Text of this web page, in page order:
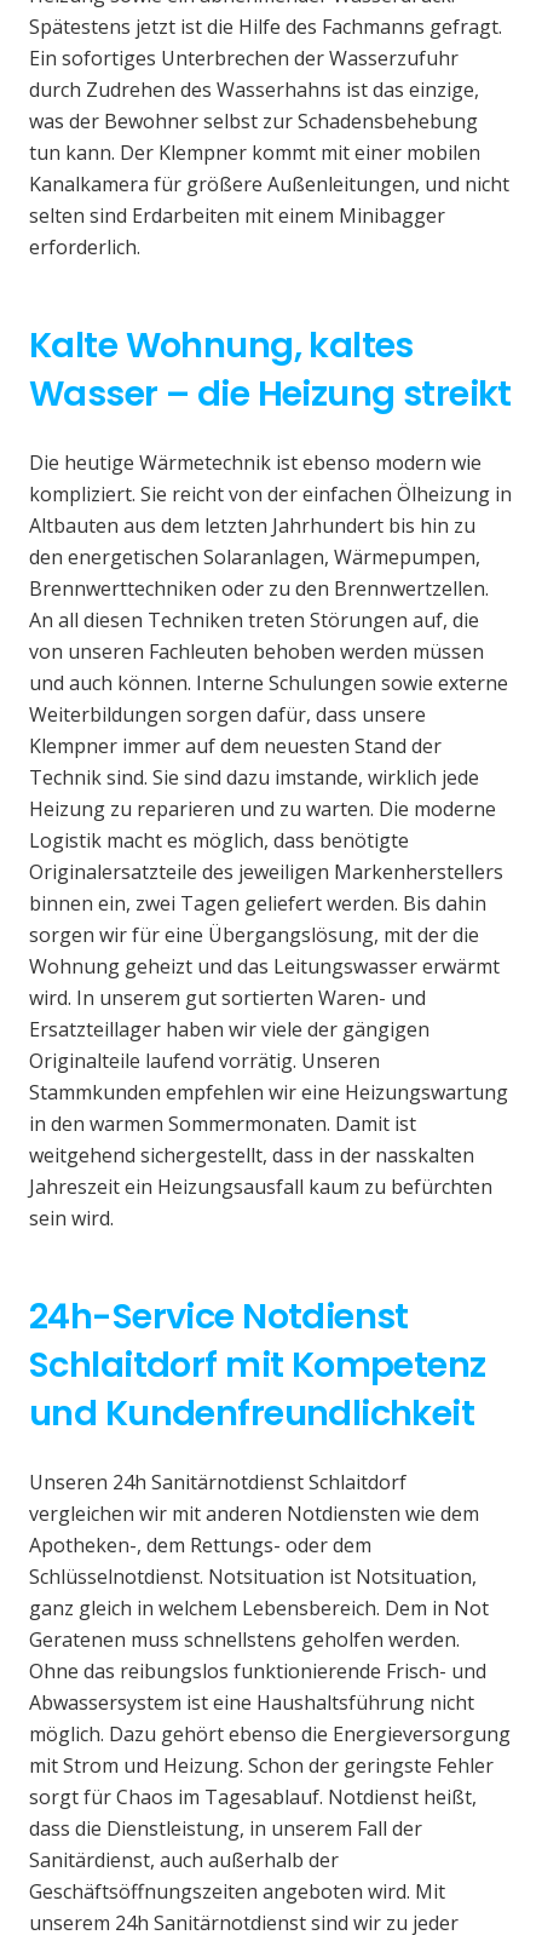
Spätestens jetzt ist die Hilfe des Fachmanns gefragt.
Ein sofortiges Unterbrechen der Wasserzufuhr
durch Zudrehen des Wasserhahns ist das einzige,
was der Bewohner selbst zur Schadensbehebung
tun kann. Der Klempner kommt mit einer mobilen
Kanalkamera für größere Außenleitungen, und nicht
selten sind Erdarbeiten mit einem Minibagger
erforderlich.
Kalte Wohnung, kaltes
Wasser – die Heizung streikt
Die heutige Wärmetechnik ist ebenso modern wie
kompliziert. Sie reicht von der einfachen Ölheizung in
Altbauten aus dem letzten Jahrhundert bis hin zu
den energetischen Solaranlagen, Wärmepumpen,
Brennwerttechniken oder zu den Brennwertzellen.
An all diesen Techniken treten Störungen auf, die
von unseren Fachleuten behoben werden müssen
und auch können. Interne Schulungen sowie externe
Weiterbildungen sorgen dafür, dass unsere
Klempner immer auf dem neuesten Stand der
Technik sind. Sie sind dazu imstande, wirklich jede
Heizung zu reparieren und zu warten. Die moderne
Logistik macht es möglich, dass benötigte
Originalersatzteile des jeweiligen Markenherstellers
binnen ein, zwei Tagen geliefert werden. Bis dahin
sorgen wir für eine Übergangslösung, mit der die
Wohnung geheizt und das Leitungswasser erwärmt
wird. In unserem gut sortierten Waren- und
Ersatzteillager haben wir viele der gängigen
Originalteile laufend vorrätig. Unseren
Stammkunden empfehlen wir eine Heizungswartung
in den warmen Sommermonaten. Damit ist
weitgehend sichergestellt, dass in der nasskalten
Jahreszeit ein Heizungsausfall kaum zu befürchten
sein wird.
24h-Service Notdienst
Schlaitdorf mit Kompetenz
und Kundenfreundlichkeit
Unseren 24h Sanitärnotdienst Schlaitdorf
vergleichen wir mit anderen Notdiensten wie dem
Apotheken-, dem Rettungs- oder dem
Schlüsselnotdienst. Notsituation ist Notsituation,
ganz gleich in welchem Lebensbereich. Dem in Not
Geratenen muss schnellstens geholfen werden.
Ohne das reibungslos funktionierende Frisch- und
Abwassersystem ist eine Haushaltsführung nicht
möglich. Dazu gehört ebenso die Energieversorgung
mit Strom und Heizung. Schon der geringste Fehler
sorgt für Chaos im Tagesablauf. Notdienst heißt,
dass die Dienstleistung, in unserem Fall der
Sanitärdienst, auch außerhalb der
Geschäftsöffnungszeiten angeboten wird. Mit
unserem 24h Sanitärnotdienst sind wir zu jeder